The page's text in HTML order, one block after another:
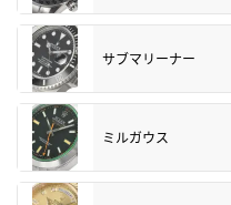
サブマリーナー
ミルガウス